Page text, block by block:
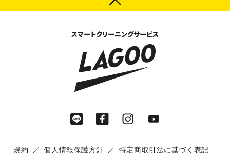
スマートクリーニングサービス
規約 個人情報保護方針 特定商取引法に基づく表記